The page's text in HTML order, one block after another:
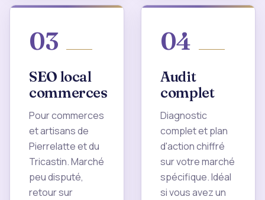
03
SEO local
commerces
Pour commerces
et artisans de
Pierrelatte et du
Tricastin. Marché
peu disputé,
retour sur
04
Audit
complet
Diagnostic
complet et plan
d'action chiffré
sur votre marché
spécifique. Idéal
si vous avez un